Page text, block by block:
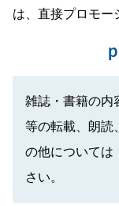
は、直接プロモー
雑誌・書籍の内
等の転載、朗読
の他については
さい。